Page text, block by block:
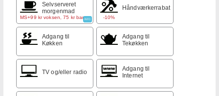
MS+99 kr voksen, 75 kr barn
Selvserveret
morgenmad
INFO -10%
Håndværkerrabat
Adgang til
Køkken
Adgang til
Tekøkken
TV og/eller radio
Adgang til
Internet